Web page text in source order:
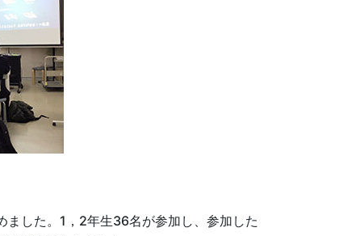
ました。1，2年生36名が参加し、参加した